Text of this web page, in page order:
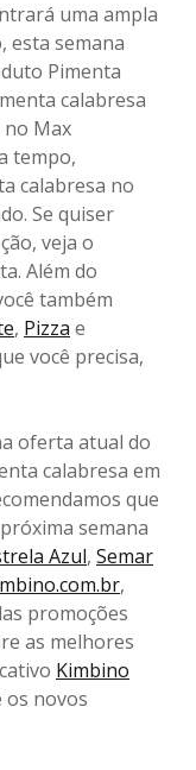
uma ampla
esta semana
Pimenta
calabresa
Max
tempo,
calabresa no
Se quiser
veja o
Além do
também
, Pizza e
você precisa,
oferta atual do
calabresa em
que
semana
Azul, Semar
,
promoções
as melhores
Kimbino
os novos